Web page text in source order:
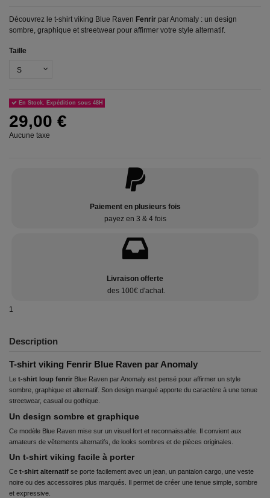
Découvrez le t-shirt viking Blue Raven Fenrir par Anomaly : un design
sombre, graphique et streetwear pour affirmer votre style alternatif.
Taille
En Stock. Expédition sous 48H
29,00 €
Aucune taxe
Paiement en plusieurs fois
payez en 3 & 4 fois
Livraison offerte
des 100€ d'achat.
1
Description
T-shirt viking Fenrir Blue Raven par Anomaly
Le t-shirt loup fenrir Blue Raven par Anomaly est pensé pour affirmer un style
sombre, graphique et alternatif. Son design marqué apporte du caractère à une tenue
streetwear, casual ou gothique.
Un design sombre et graphique
Ce modèle Blue Raven mise sur un visuel fort et reconnaissable. Il convient aux
amateurs de vêtements alternatifs, de looks sombres et de pièces originales.
Un t-shirt viking facile à porter
Ce t-shirt alternatif se porte facilement avec un jean, un pantalon cargo, une veste
noire ou des accessoires plus marqués. Il permet de créer une tenue simple, sombre
et expressive.